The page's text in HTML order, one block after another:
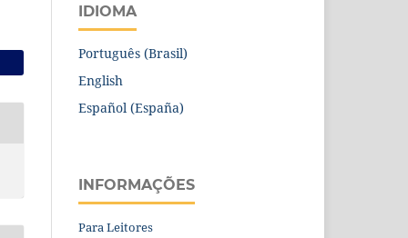
IDIOMA
Português (Brasil)
English
Español (España)
INFORMAÇÕES
Para Leitores